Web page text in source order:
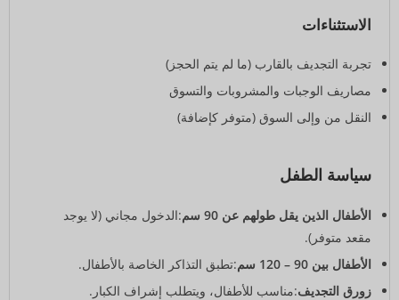
الاستثناءات
تجربة التجديف بالقارب (ما لم يتم الحجز)
مصاريف الوجبات والمشروبات والتسوق
النقل من وإلى السوق (متوفر كإضافة)
سياسة الطفل
الأطفال الذين يقل طولهم عن 90 سم
:الدخول مجاني (لا يوجد
مقعد متوفر).
الأطفال بين 90 – 120 سم
:تطبق التذاكر الخاصة بالأطفال.
زورق التجديف:مناسب للأطفال، ويتطلب إشراف الكبار.